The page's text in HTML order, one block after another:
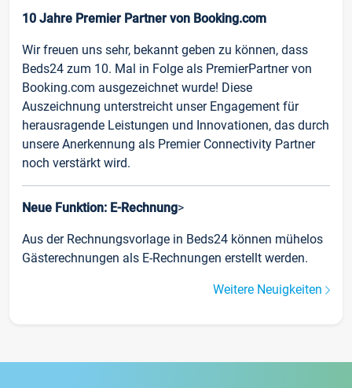
10 Jahre Premier Partner von Booking.com
Wir freuen uns sehr, bekannt geben zu können, dass
Beds24 zum 10. Mal in Folge als PremierPartner von
Booking.com ausgezeichnet wurde! Diese
Auszeichnung unterstreicht unser Engagement für
herausragende Leistungen und Innovationen, das durch
unsere Anerkennung als Premier Connectivity Partner
noch verstärkt wird.
Neue Funktion: E-Rechnung>
Aus der Rechnungsvorlage in Beds24 können mühelos
Gästerechnungen als E-Rechnungen erstellt werden.
Weitere Neuigkeiten